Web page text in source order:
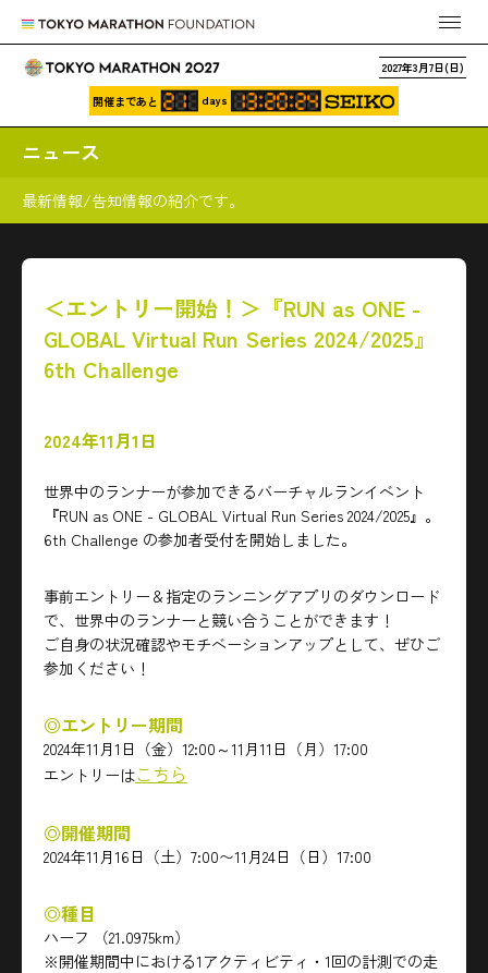
2027年3月7日(日)
開催まであと days
ニュース
最新情報/告知情報の紹介です。
＜エントリー開始！＞『RUN as ONE -
GLOBAL Virtual Run Series 2024/2025』
6th Challenge
2024年11月1日
世界中のランナーが参加できるバーチャルランイベント
『RUN as ONE - GLOBAL Virtual Run Series 2024/2025』。
6th Challenge の参加者受付を開始しました。
事前エントリー＆指定のランニングアプリのダウンロード
で、世界中のランナーと競い合うことができます！
ご自身の状況確認やモチベーションアップとして、ぜひご
参加ください！
◎エントリー期間
2024年11月1日（金）12:00～11月11日（月）17:00
エントリーはこちら
◎開催期間
2024年11月16日（土）7:00〜11月24日（日）17:00
◎種目
ハーフ （21.0975km）
※開催期間中における1アクティビティ・1回の計測での走